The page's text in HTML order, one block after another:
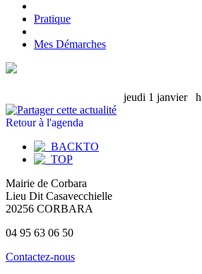
|Pratique
|Mes Démarches
jeudi 1 janvierh
Retour à l'agenda
Mairie de Corbara
Lieu Dit Casavecchielle
20256 CORBARA
04 95 63 06 50
Contactez-nous